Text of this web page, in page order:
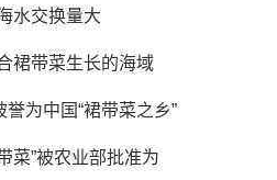
水交换量大
裙带菜生长的海域
誉为中国“裙带菜之乡”
菜”被农业部批准为